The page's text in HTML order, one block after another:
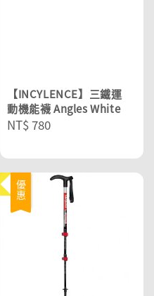
【INCYLENCE】三鐵運
動機能襪 Angles White
Regular
NT$ 780
優惠